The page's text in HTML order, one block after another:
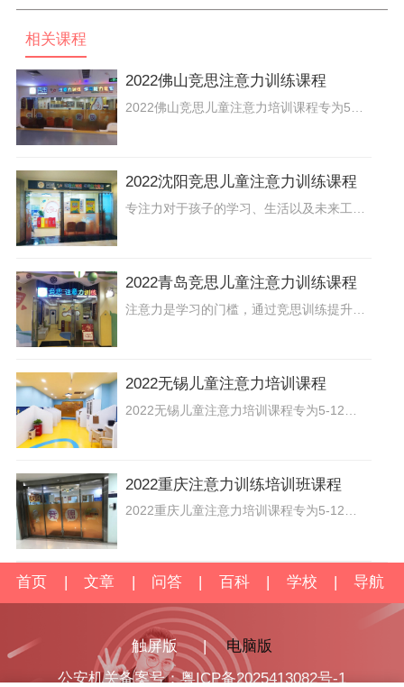
相关课程
2022佛山竞思注意力训练课程
2022沈阳竞思儿童注意力训练课程
2022青岛竞思儿童注意力训练课程
注意力是学习的门槛，通过竞思训练提升注意力的指向性和抗干扰能力，注意力不好的儿童会出现上课坐不住、注意力持续时间短、记不住上课内容等现象。通过竞思专注力训练可以提高记忆的容量，延长记忆时间，提高学习效率，改善听课、做作业的质量。视动协调能力的提高，对规范字形、改变写字速度慢、丢字漏字、写字跳行等状况有帮助。
2022无锡儿童注意力培训课程
2022重庆注意力训练培训班课程
2022重庆儿童注意力培训课程专为5-12岁孩子研发，采用国际上先进的科学脑电生物反馈技术进行注意力训练，旨在帮助孩子提高注意力和学习能力，改善孩子记忆力差和情绪暴躁问题。
首页 文章 问答 百科 学校 导航
触屏版 |
电脑版
公安机关备案号：粤ICP备2025413082号-1